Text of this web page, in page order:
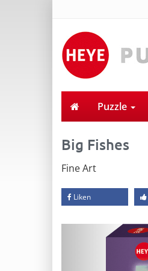
Puzzle
Big Fishes
Fine Art
Liken
Previous